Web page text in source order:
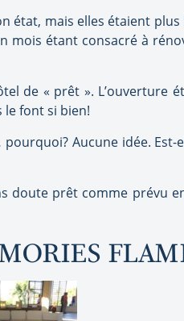
état, mais elles étaient plus
mois étant consacré à
de « prêt ». L’ouverture
le font si bien!
Aucune idée. Est-
doute prêt comme prévu